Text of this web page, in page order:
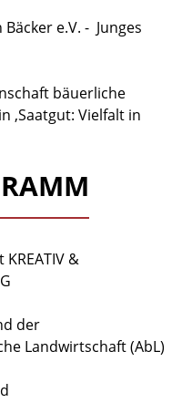
e.V. - Junges
bäuerliche
‚Saatgut: Vielfalt in
KREATIV &
der
Landwirtschaft (AbL)